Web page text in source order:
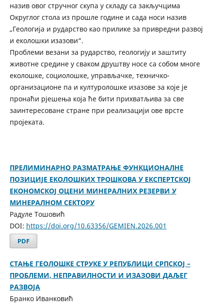
назив овог стручног скупа у складу са закључцима
Округлог стола из прошле године и сада носи назив
„Геологија и рударство као прилике за привредни развој
и еколошки изазови“.
Проблеми везани за рударство, геологију и заштиту
животне средине у сваком друштву носе са собом многе
еколошке, социолошке, управљачке, техничко-
организационе па и културолошке изазове за које је
пронаћи рјешења која ће бити прихватљива за све
заинтересоване стране при реализацији ове врсте
пројеката.
ПРЕЛИМИНАРНО РАЗМАТРАЊЕ ФУНКЦИОНАЛНЕ
ПОЗИЦИЈЕ ЕКОЛОШКИХ ТРОШКОВА У ЕКСПЕРТСКОЈ
ЕКОНОМСКОЈ ОЦЕНИ МИНЕРАЛНИХ РЕЗЕРВИ У
МИНЕРАЛНОМ СЕКТОРУ
Радуле Тошовић
DOI: https://doi.org/10.63356/GEMIEN.2026.001
PDF
СТАЊЕ ГЕОЛОШКЕ СТРУКЕ У РЕПУБЛИЦИ СРПСКОЈ –
ПРОБЛЕМИ, НЕПРАВИЛНОСТИ И ИЗАЗОВИ ДАЉЕГ
РАЗВОЈА
Бранко Иванковић